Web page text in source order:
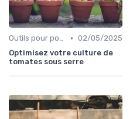
Outils pour potagers • 02/05/2025
Optimisez votre culture de
tomates sous serre